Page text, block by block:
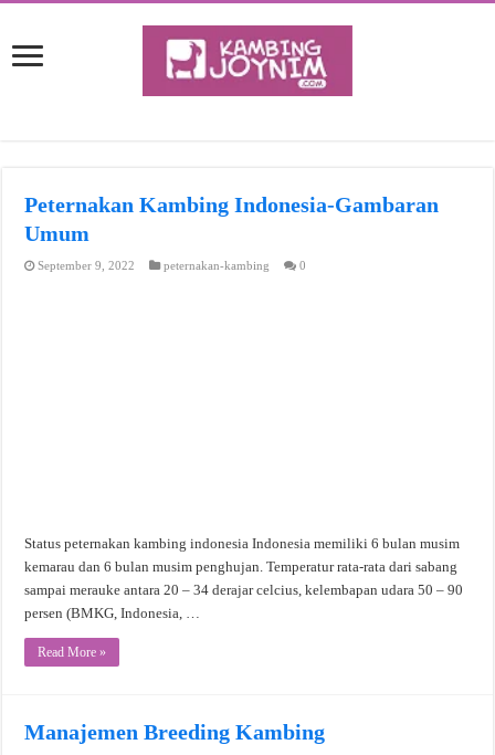
Peternakan Kambing Indonesia-Gambaran
Umum
September 9, 2022 peternakan-kambing 0
Status peternakan kambing indonesia Indonesia memiliki 6 bulan musim
kemarau dan 6 bulan musim penghujan. Temperatur rata-rata dari sabang
sampai merauke antara 20 – 34 derajar celcius, kelembapan udara 50 – 90
persen (BMKG, Indonesia, …
Read More »
Manajemen Breeding Kambing